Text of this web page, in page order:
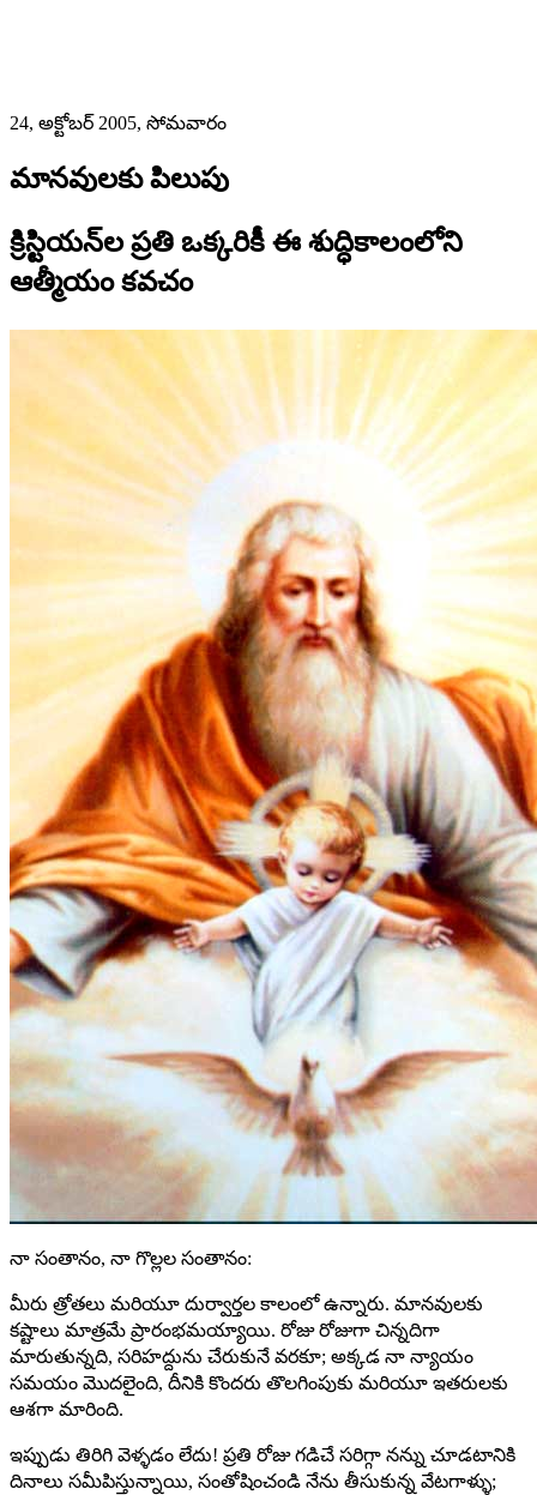
24, అక్టోబర్ 2005, సోమవారం
మానవులకు పిలుపు
క్రిస్టియన్‌ల ప్రతి ఒక్కరికీ ఈ శుద్ధికాలంలోని
ఆత్మీయం కవచం
నా సంతానం, నా గొల్లల సంతానం:
మీరు త్రోతలు మరియూ దుర్వార్తల కాలంలో ఉన్నారు. మానవులకు
కష్టాలు మాత్రమే ప్రారంభమయ్యాయి. రోజు రోజుగా చిన్నదిగా
మారుతున్నది, సరిహద్దును చేరుకునే వరకూ; అక్కడ నా న్యాయం
సమయం మొదలైంది, దీనికి కొందరు తొలగింపుకు మరియూ ఇతరులకు
ఆశగా మారింది.
ఇప్పుడు తిరిగి వెళ్ళడం లేదు! ప్రతి రోజు గడిచే సరిగ్గా నన్ను చూడటానికి
దినాలు సమీపిస్తున్నాయి, సంతోషించండి నేను తీసుకున్న వేటగాళ్ళు;